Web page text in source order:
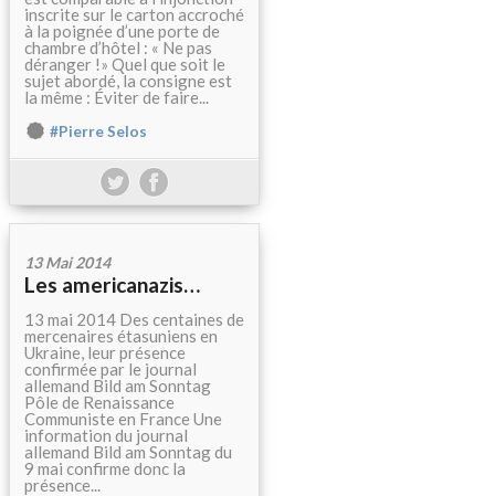
inscrite sur le carton accroché
à la poignée d’une porte de
chambre d’hôtel : « Ne pas
déranger !» Quel que soit le
sujet abordé, la consigne est
la même : Éviter de faire...
#Pierre Selos
13 Mai 2014
Les americanazis…
13 mai 2014 Des centaines de
mercenaires étasuniens en
Ukraine, leur présence
confirmée par le journal
allemand Bild am Sonntag
Pôle de Renaissance
Communiste en France Une
information du journal
allemand Bild am Sonntag du
9 mai confirme donc la
présence...